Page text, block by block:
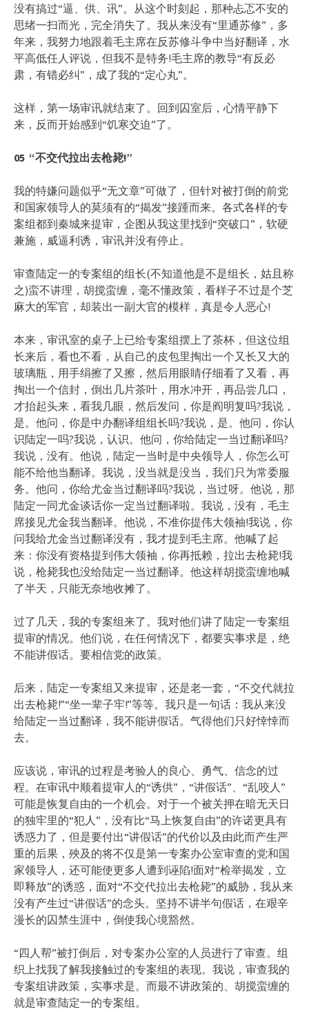
没有搞过“逼、供、讯”。从这个时刻起，那种忐忑不安的
思绪一扫而光，完全消失了。我从来没有“里通苏修”，多
年来，我努力地跟着毛主席在反苏修斗争中当好翻译，水
平高低任人评说，但我不是特务!毛主席的教导“有反必
肃，有错必纠”，成了我的“定心丸”。
这样，第一场审讯就结束了。回到囚室后，心情平静下
来，反而开始感到“饥寒交迫”了。
05 “不交代拉出去枪毙!”
我的特嫌问题似乎“无文章”可做了，但针对被打倒的前党
和国家领导人的莫须有的“揭发”接踵而来。各式各样的专
案组都到秦城来提审，企图从我这里找到“突破口”，软硬
兼施，威逼利诱，审讯并没有停止。
审查陆定一的专案组的组长(不知道他是不是组长，姑且称
之)蛮不讲理，胡搅蛮缠，毫不懂政策，看样子不过是个芝
麻大的军官，却装出一副大官的模样，真是令人恶心!
本来，审讯室的桌子上已给专案组摆上了茶杯，但这位组
长来后，看也不看，从自己的皮包里掏出一个又长又大的
玻璃瓶，用手绢擦了又擦，然后用眼睛仔细看了又看，再
掏出一个信封，倒出几片茶叶，用水冲开，再品尝几口，
才抬起头来，看我几眼，然后发问，你是阎明复吗?我说，
是。他问，你是中办翻译组组长吗?我说，是。他问，你认
识陆定一吗?我说，认识。他问，你给陆定一当过翻译吗?
我说，没有。他说，陆定一当时是中央领导人，你怎么可
能不给他当翻译。我说，没当就是没当，我们只为常委服
务。他问，你给尤金当过翻译吗?我说，当过呀。他说，那
陆定一同尤金谈话你一定当过翻译啦。我说，没有，毛主
席接见尤金我当翻译。他说，不准你提伟大领袖!我说，你
问我给尤金当过翻译没有，我才提到毛主席。他喊了起
来：你没有资格提到伟大领袖，你再抵赖，拉出去枪毙!我
说，枪毙我也没给陆定一当过翻译。他这样胡搅蛮缠地喊
了半天，只能无奈地收摊了。
过了几天，我的专案组来了。我对他们讲了陆定一专案组
提审的情况。他们说，在任何情况下，都要实事求是，绝
不能讲假话。要相信党的政策。
后来，陆定一专案组又来提审，还是老一套，“不交代就拉
出去枪毙!”“坐一辈子牢!”等等。我只是一句话：我从来没
给陆定一当过翻译，我不能讲假话。气得他们只好悻悻而
去。
应该说，审讯的过程是考验人的良心、勇气、信念的过
程。在审讯中顺着提审人的“诱供”，“讲假话”、“乱咬人”
可能是恢复自由的一个机会。对于一个被关押在暗无天日
的独牢里的“犯人”，没有比“马上恢复自由”的许诺更具有
诱惑力了，但是要付出“讲假话”的代价以及由此而产生严
重的后果，殃及的将不仅是第一专案办公室审查的党和国
家领导人，还可能使更多人遭到诬陷!面对“检举揭发，立
即释放”的诱惑，面对“不交代拉出去枪毙”的威胁，我从来
没有产生过“讲假话”的念头。坚持不讲半句假话，在艰辛
漫长的囚禁生涯中，倒使我心境豁然。
“四人帮”被打倒后，对专案办公室的人员进行了审查。组
织上找我了解我接触过的专案组的表现。我说，审查我的
专案组讲政策，实事求是。而最不讲政策的、胡搅蛮缠的
就是审查陆定一的专案组。